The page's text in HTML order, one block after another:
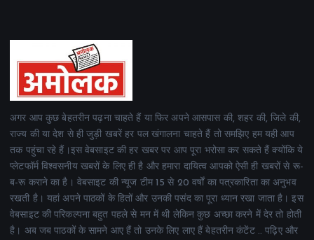
अगर आप कुछ बेहतरीन पढ़ना चाहते हैं या फिर अपने आसपास की, शहर की, जिले की,
राज्य की या देश से ही जुड़ी खबरें हर पल खंगालना चाहते हैं तो समझिए हम यही आप
तक पहुंचा रहे हैं।इस वेबसाइट की हर खबर पर आप पूरा भरोसा कर सकते हैं क्योंकि ये
प्लेटफॉर्म विश्वसनीय खबरों के लिए ही है और हमारा दायित्व आपको ऐसी ही खबरों से रू-
ब-रू कराने का है। वेबसाइट की न्यूज टीम 15 से 20 वर्षों का पत्रकारिता का अनुभव
रखती है। यहां अपने पाठकों के हितों और उनकी पसंद का पूरा ध्यान रखा जाता है। इस
वेबसाइट की परिकल्पना बहुत पहले से मन में थी लेकिन कुछ अच्छा करने में देर तो होती
है। अब जब पाठकों के सामने आए हैं तो उनके लिए लाए हैं बेहतरीन कंटेंट .. पढ़िए और